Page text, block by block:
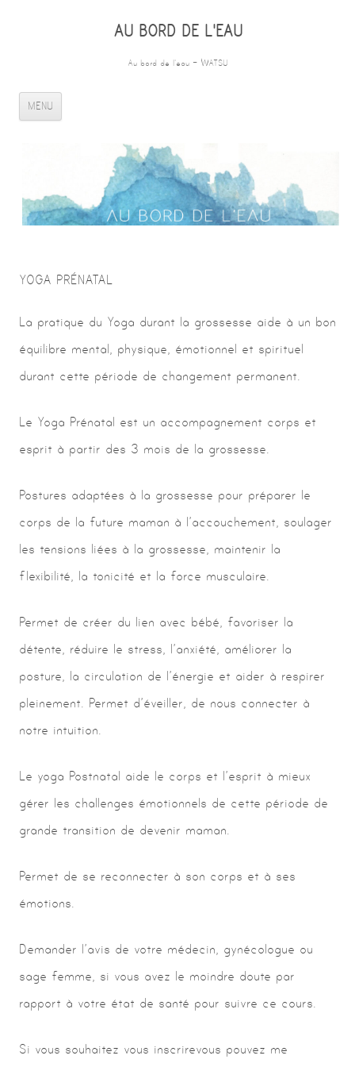
AU BORD DE L'EAU
Au bord de l'eau – WATSU
MENU
YOGA PRÉNATAL
La pratique du Yoga durant la grossesse aide à un bon
équilibre mental, physique, émotionnel et spirituel
durant cette période de changement permanent.
Le Yoga Prénatal est un accompagnement corps et
esprit à partir des 3 mois de la grossesse.
Postures adaptées à la grossesse pour préparer le
corps de la future maman à l’accouchement, soulager
les tensions liées à la grossesse, maintenir la
flexibilité, la tonicité et la force musculaire.
Permet de créer du lien avec bébé, favoriser la
détente, réduire le stress, l’anxiété, améliorer la
posture, la circulation de l’énergie et aider à respirer
pleinement. Permet d’éveiller, de nous connecter à
notre intuition.
Le yoga Postnatal aide le corps et l’esprit à mieux
gérer les challenges émotionnels de cette période de
grande transition de devenir maman.
Permet de se reconnecter à son corps et à ses
émotions.
Demander l’avis de votre médecin, gynécologue ou
sage femme, si vous avez le moindre doute par
rapport à votre état de santé pour suivre ce cours.
Si vous souhaitez vous inscrire vous pouvez me